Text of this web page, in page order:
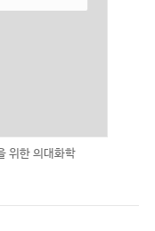
위한 의대화학